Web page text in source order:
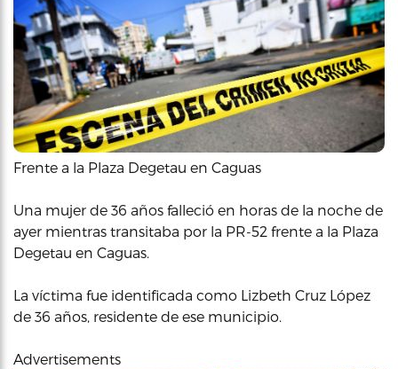
Frente a la Plaza Degetau en Caguas
Una mujer de 36 años falleció en horas de la noche de
ayer mientras transitaba por la PR-52 frente a la Plaza
Degetau en Caguas.
La víctima fue identificada como Lizbeth Cruz López
de 36 años, residente de ese municipio.
Advertisements